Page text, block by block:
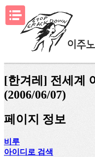
메뉴열기
[한겨레] 전세계
(2006/06/07)
페이지 정보
비루
아이디로 검색